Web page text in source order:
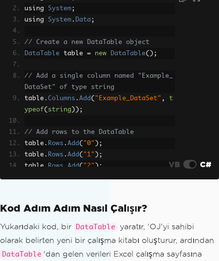
using System;
using System . Data ;
// Create a new DataTable object
DataTable table = new DataTable();
// Add a single column named "Example_
DataSet" of type string
table . Columns . Add ( "Example_DataSet" ,
t
ypeof( string ));
// Add rows to the DataTable
table . Rows . Add ( "0" );
table . Rows . Add ( "1" );
table
Rows Add( "2" );
table.Rows.Add( "3");
its author metadata
WorkBook wb = WorkBook .Create(ExcelFil
VB C#
Kod Adım Adım Nasıl Çalışır?
Yukarıdaki kod, bir DataTable
yaratır, 'OJ'yi sahibi
olarak belirten yeni bir çalışma kitabı oluşturur, ardından
DataTable 'dan gelen verileri Excel çalışma sayfasına